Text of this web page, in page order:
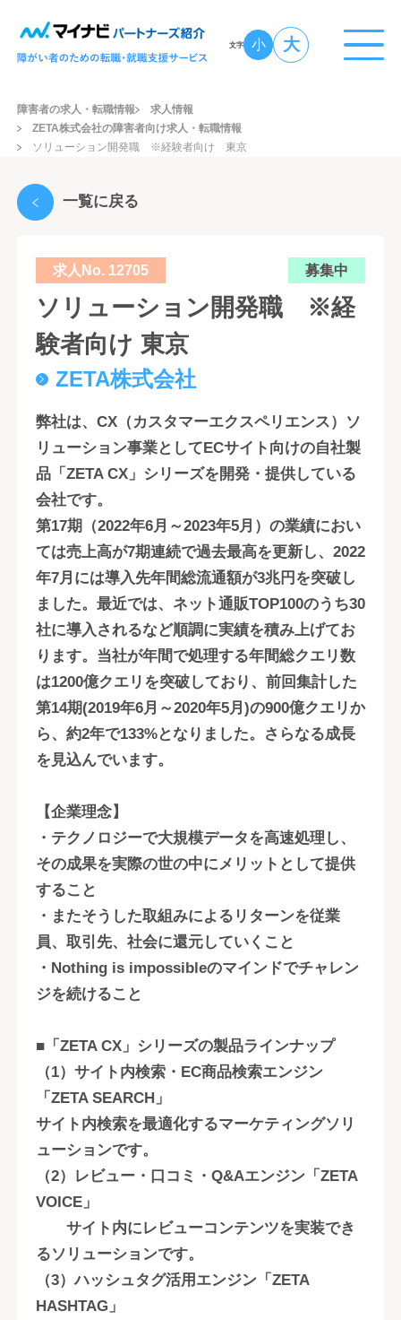
文字 小 大
障害者の求人・転職情報
求人情報
ZETA株式会社の障害者向け求人・転職情報
ソリューション開発職 ※経験者向け 東京
一覧に戻る
求人No. 12705 募集中
ソリューション開発職 ※経
験者向け 東京
ZETA株式会社
弊社は、CX（カスタマーエクスペリエンス）ソ
リューション事業としてECサイト向けの自社製
品「ZETA CX」シリーズを開発・提供している
会社です。
第17期（2022年6月～2023年5月）の業績におい
ては売上高が7期連続で過去最高を更新し、2022
年7月には導入先年間総流通額が3兆円を突破し
ました。最近では、ネット通販TOP100のうち30
社に導入されるなど順調に実績を積み上げてお
ります。当社が年間で処理する年間総クエリ数
は1200億クエリを突破しており、前回集計した
第14期(2019年6月～2020年5月)の900億クエリか
ら、約2年で133%となりました。さらなる成長
を見込んでいます。
【企業理念】
・テクノロジーで大規模データを高速処理し、
その成果を実際の世の中にメリットとして提供
すること
・またそうした取組みによるリターンを従業
員、取引先、社会に還元していくこと
・Nothing is impossibleのマインドでチャレン
ジを続けること
■「ZETA CX」シリーズの製品ラインナップ
（1）サイト内検索・EC商品検索エンジン
「ZETA SEARCH」
サイト内検索を最適化するマーケティングソリ
ューションです。
（2）レビュー・口コミ・Q&Aエンジン「ZETA
VOICE」
サイト内にレビューコンテンツを実装でき
るソリューションです。
（3）ハッシュタグ活用エンジン「ZETA
HASHTAG」